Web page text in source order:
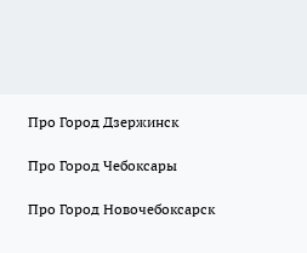
Про Город Дзержинск
Про Город Чебоксары
Про Город Новочебоксарск